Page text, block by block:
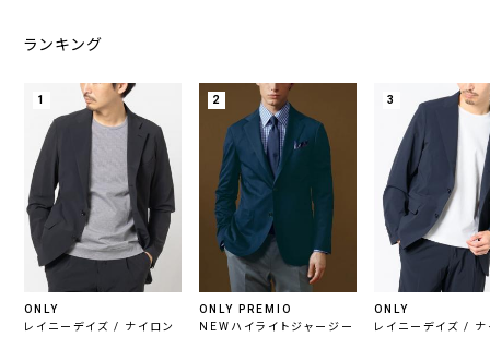
ランキング
1
ONLY
レイニーデイズ / ナイロン
2
ONLY PREMIO
NEWハイライトジャージー
3
ONLY
レイニーデイズ / ナ